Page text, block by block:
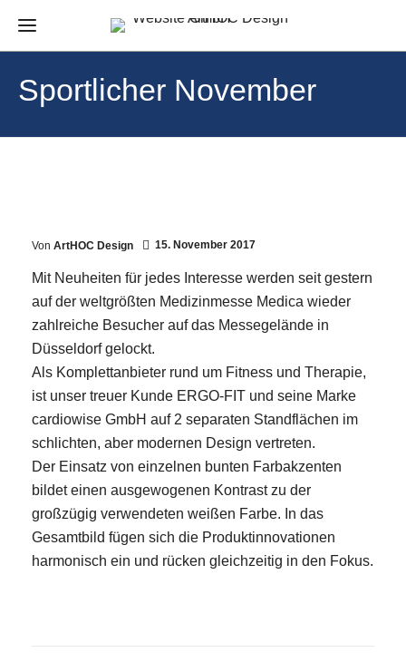
Sportlicher November
Von ArtHOC Design 15. November 2017
Mit Neuheiten für jedes Interesse werden seit gestern
auf der weltgrößten Medizinmesse Medica wieder
zahlreiche Besucher auf das Messegelände in
Düsseldorf gelockt.
Als Komplettanbieter rund um Fitness und Therapie,
ist unser treuer Kunde ERGO-FIT und seine Marke
cardiowise GmbH auf 2 separaten Standflächen im
schlichten, aber modernen Design vertreten.
Der Einsatz von einzelnen bunten Farbakzenten
bildet einen ausgewogenen Kontrast zu der
großzügig verwendeten weißen Farbe. In das
Gesamtbild fügen sich die Produktinnovationen
harmonisch ein und rücken gleichzeitig in den Fokus.
E-Mail
Kontaktformular